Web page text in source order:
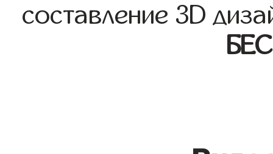
составление 3D